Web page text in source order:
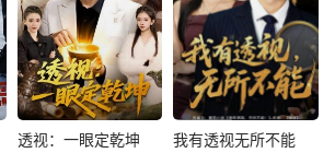
透视：一眼定乾坤 我有透视无所不能